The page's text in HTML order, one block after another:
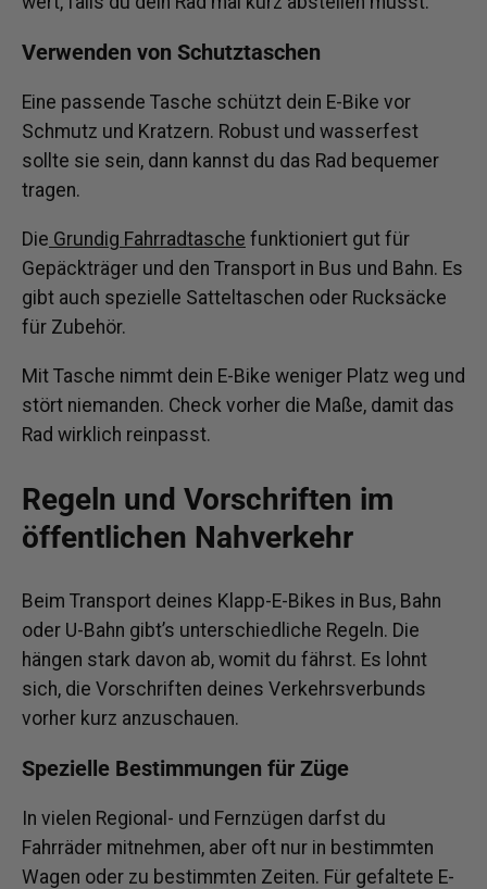
Verwenden von Schutztaschen
Eine passende Tasche schützt dein E-Bike vor
Schmutz und Kratzern. Robust und wasserfest
sollte sie sein, dann kannst du das Rad bequemer
tragen.
Die Grundig Fahrradtasche funktioniert gut für
Gepäckträger und den Transport in Bus und Bahn. Es
gibt auch spezielle Satteltaschen oder Rucksäcke
für Zubehör.
Mit Tasche nimmt dein E-Bike weniger Platz weg und
stört niemanden. Check vorher die Maße, damit das
Rad wirklich reinpasst.
Regeln und Vorschriften im
öffentlichen Nahverkehr
Beim Transport deines Klapp-E-Bikes in Bus, Bahn
oder U-Bahn gibt’s unterschiedliche Regeln. Die
hängen stark davon ab, womit du fährst. Es lohnt
sich, die Vorschriften deines Verkehrsverbunds
vorher kurz anzuschauen.
Spezielle Bestimmungen für Züge
In vielen Regional- und Fernzügen darfst du
Fahrräder mitnehmen, aber oft nur in bestimmten
Wagen oder zu bestimmten Zeiten. Für gefaltete E-